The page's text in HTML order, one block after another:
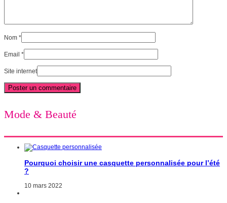
Nom *
Email *
Site internet
Mode & Beauté
Pourquoi choisir une casquette personnalisée pour l’été
?
10 mars 2022